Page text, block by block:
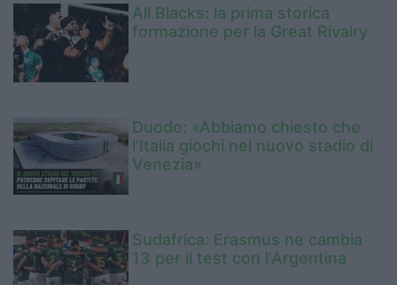
All Blacks: la prima storica
formazione per la Great Rivalry
Duodo: «Abbiamo chiesto che
l’Italia giochi nel nuovo stadio di
Venezia»
Sudafrica: Erasmus ne cambia
13 per il test con l'Argentina